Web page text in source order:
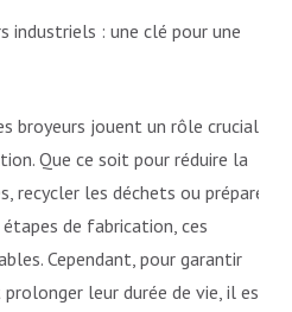
industriels : une clé pour une
broyeurs jouent un rôle crucial
Que ce soit pour réduire la
recycler les déchets ou préparer
de fabrication, ces
Cependant, pour garantir
leur durée de vie, il est